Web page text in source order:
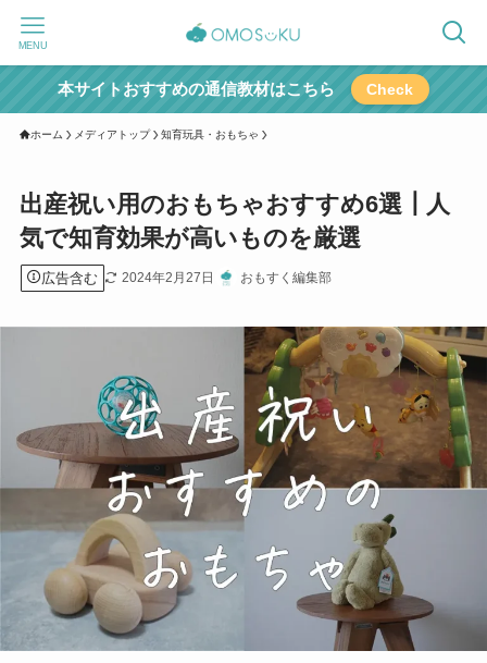
MENU
本サイトおすすめの通信教材はこちら Check
ホーム メディアトップ 知育玩具・おもちゃ
出産祝い用のおもちゃおすすめ6選┃人
気で知育効果が高いものを厳選
広告含む 2024年2月27日 おもすく編集部